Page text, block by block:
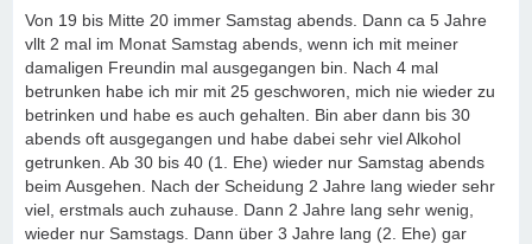
Von 19 bis Mitte 20 immer Samstag abends. Dann ca 5 Jahre
vllt 2 mal im Monat Samstag abends, wenn ich mit meiner
damaligen Freundin mal ausgegangen bin. Nach 4 mal
betrunken habe ich mir mit 25 geschworen, mich nie wieder zu
betrinken und habe es auch gehalten. Bin aber dann bis 30
abends oft ausgegangen und habe dabei sehr viel Alkohol
getrunken. Ab 30 bis 40 (1. Ehe) wieder nur Samstag abends
beim Ausgehen. Nach der Scheidung 2 Jahre lang wieder sehr
viel, erstmals auch zuhause. Dann 2 Jahre lang sehr wenig,
wieder nur Samstags. Dann über 3 Jahre lang (2. Ehe) gar